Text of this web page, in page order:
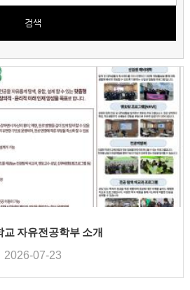
검색
교 자유전공학부 소개
2026-07-23